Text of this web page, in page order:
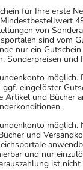
desfür Ihre erste
von
sind vom
nur ein
Sonderpreisen und
möglich.
ggf. eingelöster
Artikel und Bücher
möglich.
und
und nur
ist